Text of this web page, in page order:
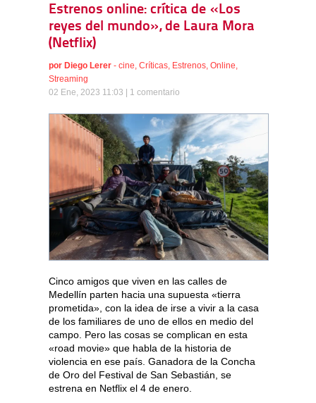
Estrenos online: crítica de «Los
reyes del mundo», de Laura Mora
(Netflix)
por Diego Lerer - cine Críticas Estrenos Online
Streaming
02 Ene, 2023 11:03 | 1 comentario
Cinco amigos que viven en las calles de
Medellín parten hacia una supuesta «tierra
prometida», con la idea de irse a vivir a la casa
de los familiares de uno de ellos en medio del
campo. Pero las cosas se complican en esta
«road movie» que habla de la historia de
violencia en ese país. Ganadora de la Concha
de Oro del Festival de San Sebastián, se
estrena en Netflix el 4 de enero.